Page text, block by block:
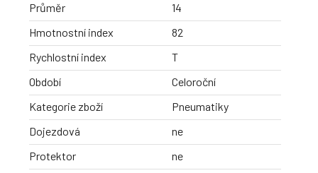
Průměr
14
Hmotnostní index
82
Rychlostní index
T
Období
Celoroční
Kategorie zboží
Pneumatiky
Dojezdová
ne
Protektor
ne